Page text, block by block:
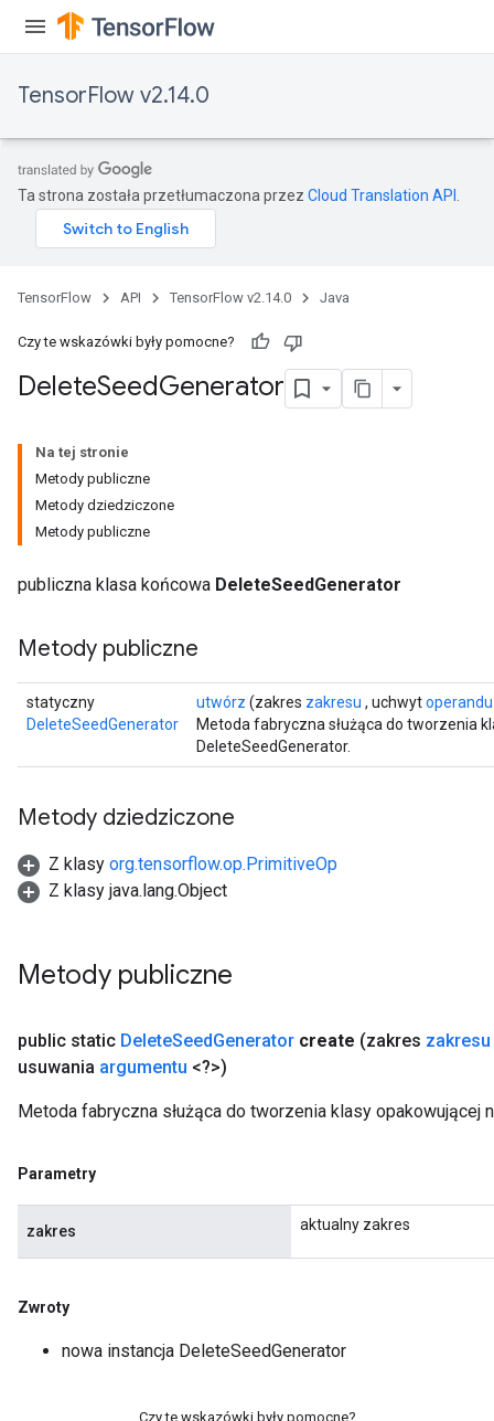
TensorFlow v2.14.0
Ta strona została przetłumaczona przez Cloud Translation API
TensorFlow API TensorFlow v2.14.0 Java
Czy te wskazówki były pomocne?
DeleteSeedGenerator
Na tej stronie
Metody publiczne
Metody dziedziczone
Metody publiczne
publiczna klasa końcowa DeleteSeedGenerator
Metody publiczne
statyczny
DeleteSeedGenerator
utwórz (zakres zakresu , uchwytoperandu
Metoda fabryczna służąca do tworzenia
DeleteSeedGenerator.
Metody dziedziczone
Z klasy org.tensorflow.op.PrimitiveOp
Z klasy java.lang.Object
Metody publiczne
public static DeleteSeedGenerator create (zakres zakresu
usuwania argumentu <?>)
Metoda fabryczna służąca do tworzenia klasy opakowującej
Parametry
zakres aktualny zakres
Zwroty
nowa instancja DeleteSeedGenerator
Czy te wskazówki były pomocne?